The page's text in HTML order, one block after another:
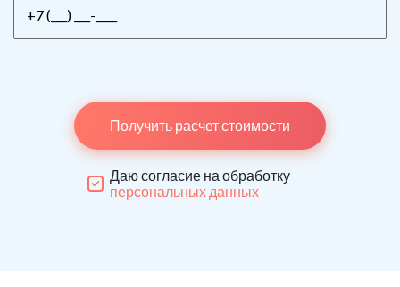
Получить расчет стоимости
Даю согласие на обработку
персональных данных